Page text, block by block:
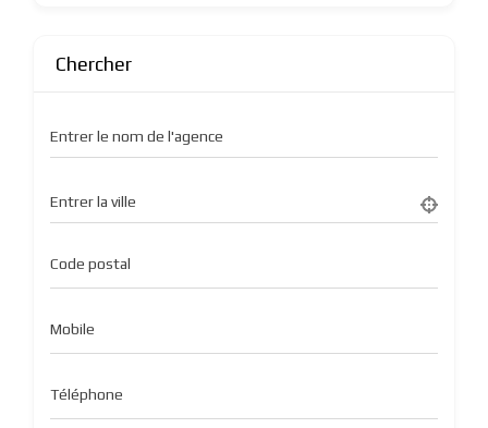
Chercher
Entrer le nom de l'agence
Entrer la ville
Code postal
Mobile
Téléphone